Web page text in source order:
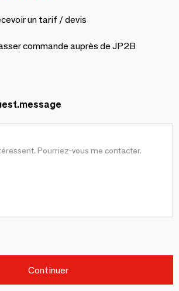
un tarif / devis
commande auprès de JP2B
Continuer